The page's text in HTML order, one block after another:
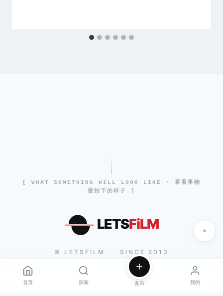
[ WHAT SOMETHING WILL LOOK LIKE · 看看事物
被拍下的样子 ]
LETSFiLM
© LETSFILM SINCE 2013
首页 探索 发布 我的